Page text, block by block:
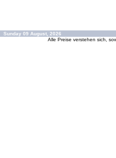
Sunday 09 August, 2026
Alle Preise verstehen sich,